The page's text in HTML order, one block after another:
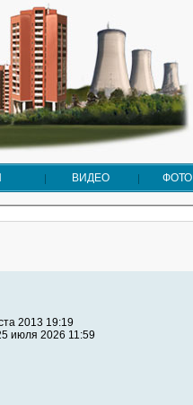
ВИДЕО ФОТО
2013 19:19
июля 2026 11:59